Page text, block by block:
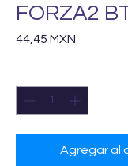
FORZA2
44,45 MXN
Agregar al